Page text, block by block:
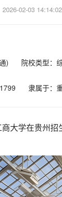
2026-02-03 14:14:02
) 院校类型：
隶属于：
大学在贵州